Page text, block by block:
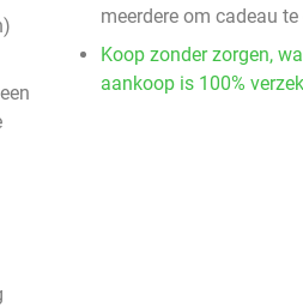
meerdere om cadeau te
Koop zonder zorgen,
aankoop is 100%